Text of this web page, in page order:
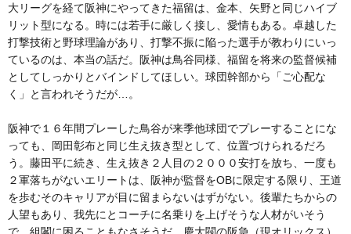
大リーグを経て阪神にやってきた福留は、金本、矢野と同じハイブ
リット型になる。時には若手に厳しく接し、愛情もある。卓越した
打撃技術と野球理論があり、打撃不振に陥った選手が教わりにいっ
ているのは、本当の話だ。阪神は鳥谷同様、福留を将来の監督候補
としてしっかりとバインドしてほしい。球団幹部から「ご心配な
く」と言われそうだが…。
阪神で１６年間プレーした鳥谷が来季他球団でプレーすることにな
っても、岡田彰布と同じ生え抜き型として、位置づけられるだろ
う。藤田平に続き、生え抜き２人目の２０００安打を放ち、一度も
２軍落ちがないエリートは、阪神が監督をOBに限定する限り、王道
を歩むそのキャリアが目に留まらないはずがない。後輩たちからの
人望もあり、我先にとコーチに名乗りを上げそうな人材がいそう
で、組閣に困ることもなさそうだ。慶大閥の阪急（現オリックス）